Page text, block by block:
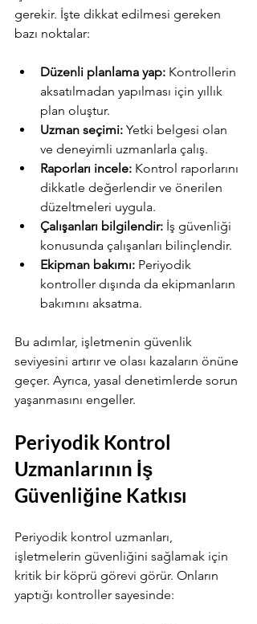
gerekir. İşte dikkat edilmesi gereken
bazı noktalar:
Düzenli planlama yap: Kontrollerin
aksatılmadan yapılması için yıllık
plan oluştur.
Uzman seçimi: Yetki belgesi olan
ve deneyimli uzmanlarla çalış.
Raporları incele: Kontrol raporlarını
dikkatle değerlendir ve önerilen
düzeltmeleri uygula.
Çalışanları bilgilendir: İş güvenliği
konusunda çalışanları bilinçlendir.
Ekipman bakımı: Periyodik
kontroller dışında da ekipmanların
bakımını aksatma.
Bu adımlar, işletmenin güvenlik
seviyesini artırır ve olası kazaların önüne
geçer. Ayrıca, yasal denetimlerde sorun
yaşanmasını engeller.
Periyodik Kontrol
Uzmanlarının İş
Güvenliğine Katkısı
Periyodik kontrol uzmanları,
işletmelerin güvenliğini sağlamak için
kritik bir köprü görevi görür. Onların
yaptığı kontroller sayesinde:
expired.
The trial's over, but the show must go
masterpiece in the spotlight.